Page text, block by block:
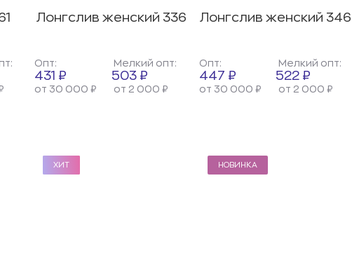
Лонгслив женский 336
Опт: Мелкий опт:
431 ₽ 503 ₽
от 30 000 ₽ от 2 000 ₽
Лонгслив женский 346
Опт: Мелкий опт:
447 ₽ 522 ₽
от 30 000 ₽ от 2 000 ₽
ХИТ
ХИТ НОВИНКА